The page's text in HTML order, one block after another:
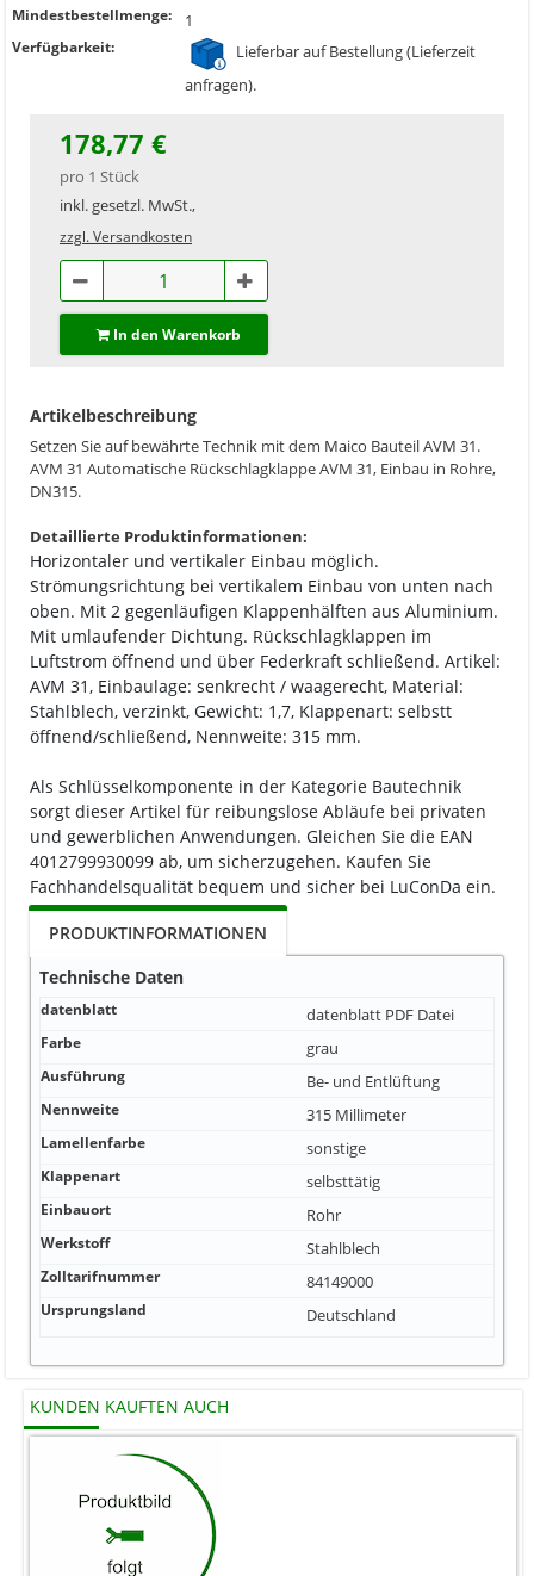
Mindestbestellmenge: 1
Verfügbarkeit:
Lieferbar auf Bestellung (Lieferzeit
anfragen).
178,77 €
pro 1 Stück
inkl. gesetzl. MwSt.,
zzgl. Versandkosten
In den Warenkorb
Artikelbeschreibung
Setzen Sie auf bewährte Technik mit dem Maico Bauteil AVM 31.
AVM 31 Automatische Rückschlagklappe AVM 31, Einbau in Rohre,
DN315.
Detaillierte Produktinformationen:
Horizontaler und vertikaler Einbau möglich.
Strömungsrichtung bei vertikalem Einbau von unten nach
oben. Mit 2 gegenläufigen Klappenhälften aus Aluminium.
Mit umlaufender Dichtung. Rückschlagklappen im
Luftstrom öffnend und über Federkraft schließend. Artikel:
AVM 31, Einbaulage: senkrecht / waagerecht, Material:
Stahlblech, verzinkt, Gewicht: 1,7, Klappenart: selbstt
öffnend/schließend, Nennweite: 315 mm.
Als Schlüsselkomponente in der Kategorie Bautechnik
sorgt dieser Artikel für reibungslose Abläufe bei privaten
und gewerblichen Anwendungen. Gleichen Sie die EAN
4012799930099 ab, um sicherzugehen. Kaufen Sie
Fachhandelsqualität bequem und sicher bei LuConDa ein.
PRODUKTINFORMATIONEN
Technische Daten
datenblatt datenblatt PDF Datei
Farbe grau
Ausführung Be- und Entlüftung
Nennweite 315 Millimeter
Lamellenfarbe sonstige
Klappenart selbsttätig
Einbauort Rohr
Werkstoff Stahlblech
Zolltarifnummer 84149000
Ursprungsland Deutschland
KUNDEN KAUFTEN AUCH